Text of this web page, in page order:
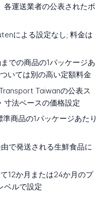
各運送業者の公表されたポ
による設定なし; 料金は
での商品の1パッケージあ
いては別の高い定額料金
Taiwanの公表ス
寸法ベースの価格設定
準商品の1パッケージあたり
で発送される生鮮食品に
12か月または24か月のプ
ベルで設定